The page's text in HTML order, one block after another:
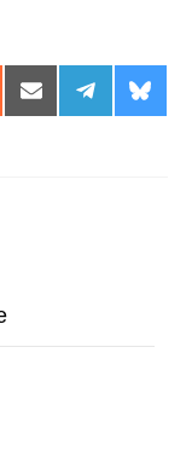
Share
on
Share
on
on